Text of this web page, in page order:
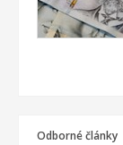
Odborné články